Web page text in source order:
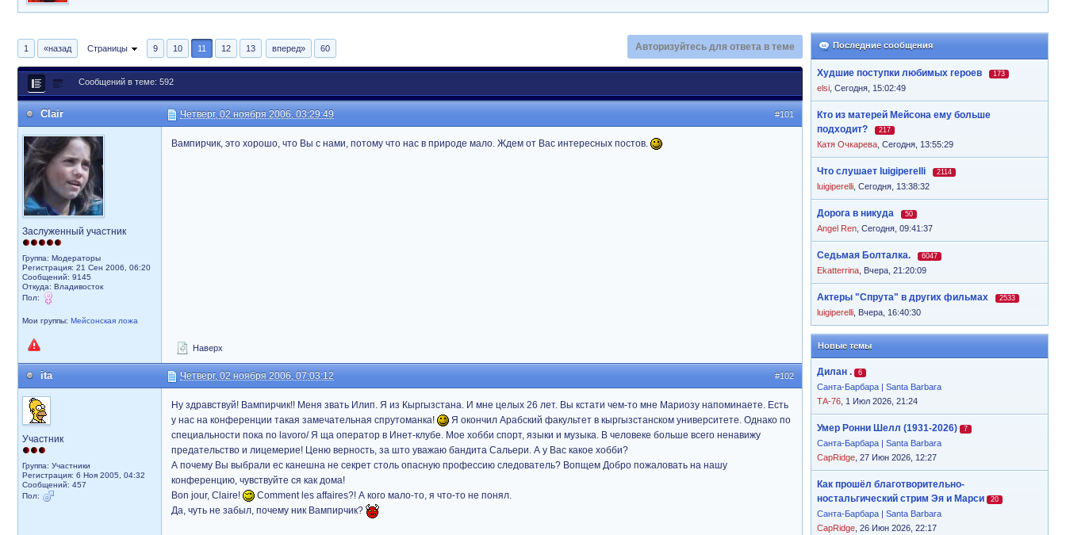
Последние сообщения
Худшие поступки любимых героев 173
elsi Сегодня, 15:02:49
Кто из матерей Мейсона ему больше
подходит?
217
Катя Очкарева Сегодня, 13:55:29
Что слушает luigiperelli 2114
luigiperelli Сегодня, 13:38:32
Дорога в никуда 50
Angel Ren Сегодня, 09:41:37
Седьмая Болталка. 6047
Ekatterrina Вчера, 21:20:09
Актеры "Спрута" в других фильмах 2533
luigiperelli Вчера, 16:40:30
Новые темы
Дилан . 6
Санта-Барбара | Santa Barbara
ТА-76 , 1 Июл 2026, 21:24
Умер Ронни Шелл (1931-2026) 7
Санта-Барбара | Santa Barbara
CapRidge , 27 Июн 2026, 12:27
Как прошёл благотворительно-
ностальгический стрим Эя и Марси
20
Санта-Барбара | Santa Barbara
CapRidge , 26 Июн 2026, 22:17
1 «назад Страницы 9 10 11 12 13 вперед» 60 Авторизуйтесь для ответа в теме
Сообщений в теме: 592
#101
Clair Четверг, 02 ноября 2006, 03:29:49
Заслуженный участник
Группа: Модераторы
Регистрация: 21 Сен 2006, 06:20
Сообщений: 9145
Откуда: Владивосток
Пол:
Мои группы: Мейсонская ложа
Вампирчик, это хорошо, что Вы с нами, потому что нас в природе мало. Ждем от Вас интересных постов.
Наверх
#102
ita Четверг, 02 ноября 2006, 07:03:12
Участник
Группа: Участники
Регистрация: 6 Ноя 2005, 04:32
Сообщений: 457
Пол:
Ну здравствуй! Вампирчик!! Меня звать Илип. Я из Кыргызстана. И мне целых 26 лет. Вы кстати чем-то мне Мариозу напоминаете. Есть
у нас на конференции такая замечательная спрутоманка!
Я окончил Арабский факультет в кыргызстанском университете. Однако по
специальности пока no lavoro/ Я ща оператор в Инет-клубе. Мое хобби спорт, языки и музыка. В человеке больше всего ненавижу
предательство и лицемерие! Ценю верность, за што уважаю бандита Сальери. А у Вас какое хобби?
А почему Вы выбрали ес канешна не секрет столь опасную профессию следователь? Вопщем Добро пожаловать на нашу
конференцию, чувствуйте ся как дома!
Bon jour, Claire!
Comment les affaires?! А кого мало-то, я что-то не понял.
Да, чуть не забыл, почему ник Вампирчик?